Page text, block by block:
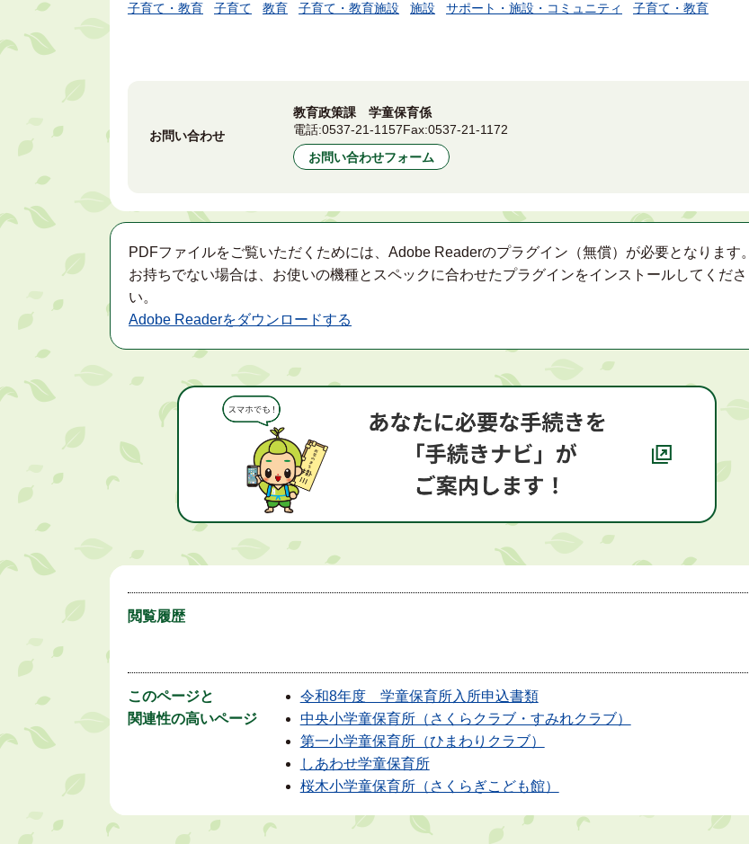
子育て・教育
子育て 教育 子育て・教育施設 施設 サポート・施設・コミュニティ 子育て・教育
お問い合わせ
教育政策課 学童保育係
電話:0537-21-1157Fax:0537-21-1172
お問い合わせフォーム
PDFファイルをご覧いただくためには、Adobe Readerのプラグイン（無償）が必要となります。
お持ちでない場合は、お使いの機種とスペックに合わせたプラグインをインストールしてくださ
い。
Adobe Readerをダウンロードする
閲覧履歴
このページと
関連性の高いページ
令和8年度 学童保育所入所申込書類
中央小学童保育所（さくらクラブ・すみれクラブ）
第一小学童保育所（ひまわりクラブ）
しあわせ学童保育所
桜木小学童保育所（さくらぎこども館）